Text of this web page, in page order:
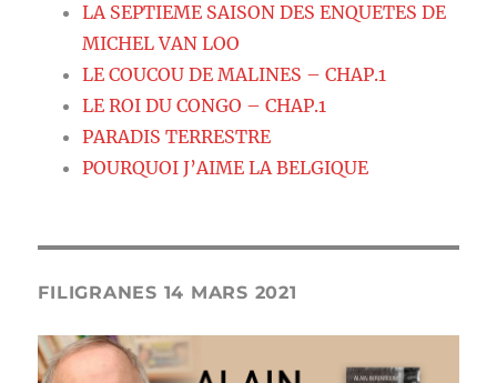
LA SEPTIEME SAISON DES ENQUETES DE
MICHEL VAN LOO
LE COUCOU DE MALINES – CHAP.1
LE ROI DU CONGO – CHAP.1
PARADIS TERRESTRE
POURQUOI J’AIME LA BELGIQUE
FILIGRANES 14 MARS 2021